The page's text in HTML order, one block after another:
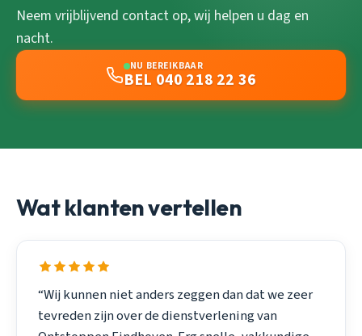
Neem vrijblijvend contact op, wij helpen u dag en
nacht.
NU BEREIKBAAR
BEL 040 218 22 36
Wat klanten vertellen
“Wij kunnen niet anders zeggen dan dat we zeer
tevreden zijn over de dienstverlening van